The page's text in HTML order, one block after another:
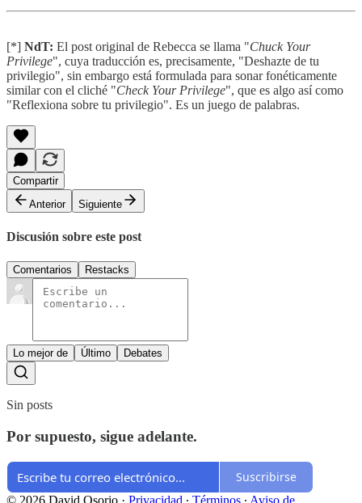
[*] NdT: El post original de Rebecca se llama "Chuck Your
Privilege", cuya traducción es, precisamente, "Deshazte de tu
privilegio", sin embargo está formulada para sonar fonéticamente
similar con el cliché "Check Your Privilege", que es algo así como
"Reflexiona sobre tu privilegio". Es un juego de palabras.
Compartir
Anterior
Siguiente
Discusión sobre este post
Comentarios Restacks
Lo mejor de Último Debates
Sin posts
Por supuesto, sigue adelante.
Suscribirse
© 2026 David Osorio · Privacidad ∙ Términos ∙ Aviso de